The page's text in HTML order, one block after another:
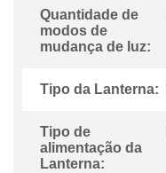
Quantidade de
modos de
mudança de luz:
Tipo da Lanterna:
Tipo de
alimentação da
Lanterna: